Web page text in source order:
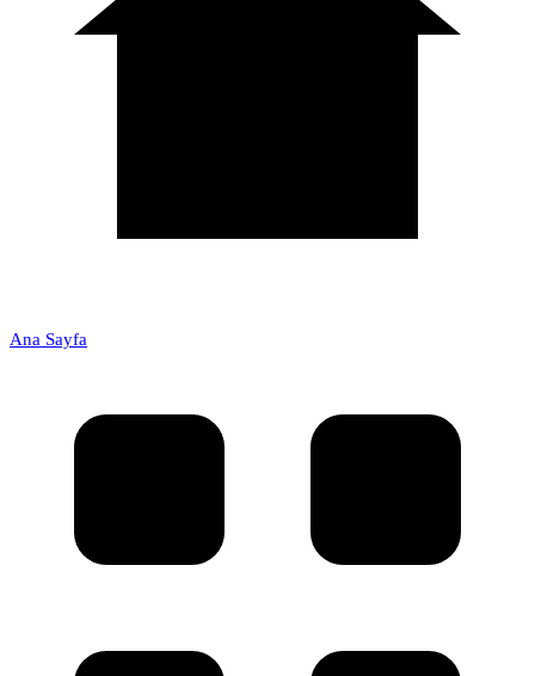
Ana Sayfa